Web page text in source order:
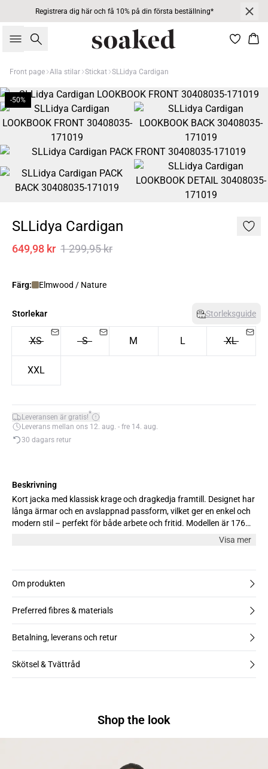
Registrera dig här och få 10% på din första beställning*
Sök
Front page Alla stilar Stickat SLLidya Cardigan
-50%
SLLidya Cardigan
649,98 kr 1 299,95 kr
Färg: Elmwood / Nature
Storlekar Storleksguide
XS S M L XL
XXL
Leveransen är gratis!*
Leverans mellan ons 12. aug. - fre 14. aug.
30 dagars retur
Beskrivning
Kort jacka med klassisk krage och dragkedja framtill. Designet har
långa ärmar och en avslappnad passform, vilket ger en enkel och
modern stil – perfekt för både arbete och fritid. Modellen är 176
Visa mer
Om produkten
Preferred fibres & materials
Betalning, leverans och retur
Skötsel & Tvättråd
Shop the look